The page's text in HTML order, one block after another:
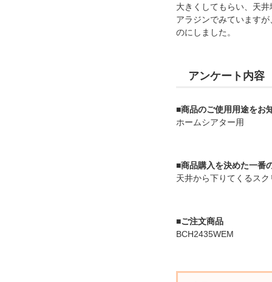
大きくしてもらい、天
アラジンでみています
のにしました。
アンケート内容
■商品のご使用用途をお
ホームシアター用
■商品購入を決めた一番
天井から下りてくるス
■ご注文商品
BCH2435WEM